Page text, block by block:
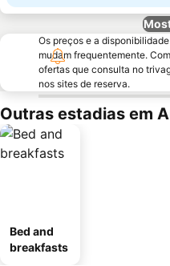
Os preços e a
mudam frequentemente.
ofertas que consulta no
nos sites de reserva.
Outras estadias em
Bed and
breakfasts